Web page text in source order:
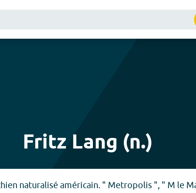
Fritz Lang (n.)
naturalisé américain. " Metropolis ", " M le